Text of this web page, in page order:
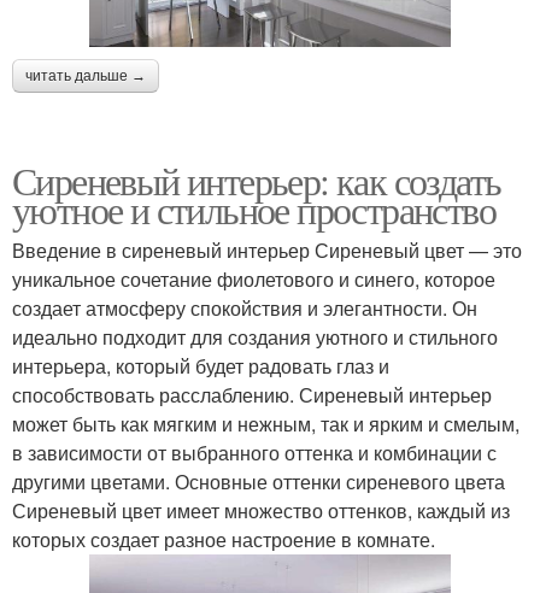
читать дальше →
Сиреневый интерьер: как создать
уютное и стильное пространство
Введение в сиреневый интерьер Сиреневый цвет — это
уникальное сочетание фиолетового и синего, которое
создает атмосферу спокойствия и элегантности. Он
идеально подходит для создания уютного и стильного
интерьера, который будет радовать глаз и
способствовать расслаблению. Сиреневый интерьер
может быть как мягким и нежным, так и ярким и смелым,
в зависимости от выбранного оттенка и комбинации с
другими цветами. Основные оттенки сиреневого цвета
Сиреневый цвет имеет множество оттенков, каждый из
которых создает разное настроение в комнате.